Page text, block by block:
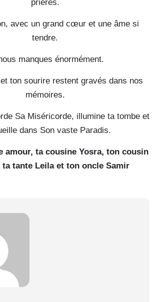
prières.
avec un grand cœur et une âme si
tendre.
manques énormément.
ton sourire restent gravés dans nos
mémoires.
Sa Miséricorde, illumine ta tombe et
dans Son vaste Paradis.
amour, ta cousine Yosra, ton cousin
ta tante Leila et ton oncle Samir